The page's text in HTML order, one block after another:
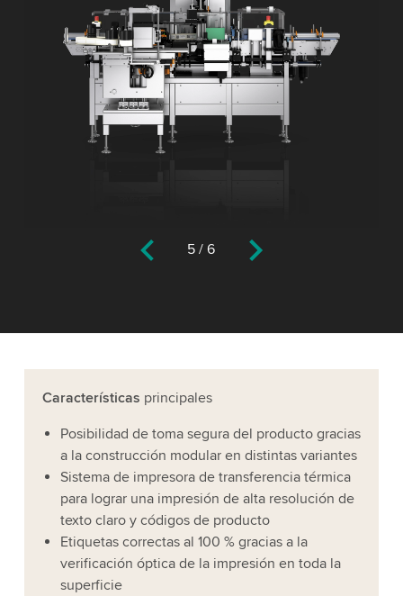
5 /6
Características principales
Posibilidad de toma segura del producto gracias
a la construcción modular en distintas variantes
Sistema de impresora de transferencia térmica
para lograr una impresión de alta resolución de
texto claro y códigos de producto
Etiquetas correctas al 100 % gracias a la
verificación óptica de la impresión en toda la
superficie